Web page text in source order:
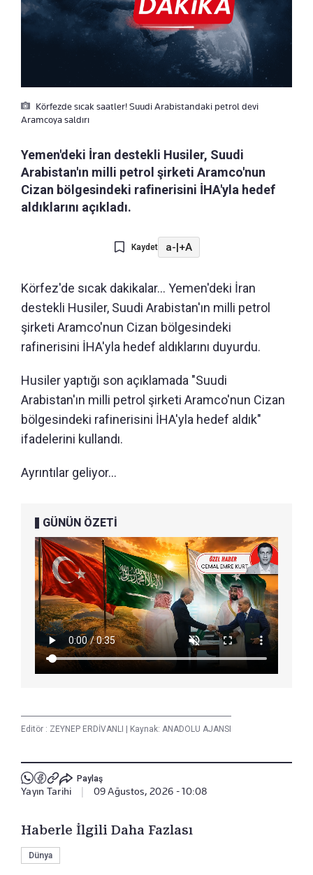
Körfezde sıcak saatler! Suudi Arabistandaki petrol devi
Aramcoya saldırı
Yemen'deki İran destekli Husiler, Suudi
Arabistan'ın milli petrol şirketi Aramco'nun
Cizan bölgesindeki rafinerisini İHA'yla hedef
aldıklarını açıkladı.
Kaydet a-|+A
Körfez'de sıcak dakikalar... Yemen'deki İran
destekli Husiler, Suudi Arabistan'ın milli petrol
şirketi Aramco'nun Cizan bölgesindeki
rafinerisini İHA'yla hedef aldıklarını duyurdu.
Husiler yaptığı son açıklamada "Suudi
Arabistan'ın milli petrol şirketi Aramco'nun Cizan
bölgesindeki rafinerisini İHA'yla hedef aldık"
ifadelerini kullandı.
Ayrıntılar geliyor...
GÜNÜN ÖZETİ
Editör : ZEYNEP ERDİVANLI Kaynak: ANADOLU AJANSI
Paylaş
Yayın Tarihi 09 Ağustos, 2026 - 10:08
Haberle İlgili Daha Fazlası
Dünya